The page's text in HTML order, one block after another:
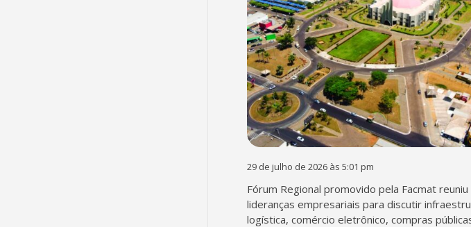
29 de julho de 2026 às 5:01 pm
Fórum Regional promovido pela Facmat reuniu
lideranças empresariais para discutir
logística, comércio eletrônico, compras